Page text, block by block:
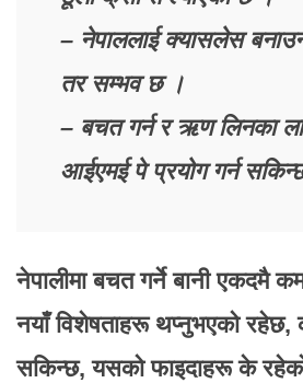
– नेपाललाई क्यासलेस
तर सम्भव छ ।
– बचत गर्न र ऋण लिनका
आईएमई पे प्रयोग गर्न
नेपालीमा बचत गर्ने बानी एकदमै
नयाँ विशेषताहरू थप्नुभएको रहेछ,
सकिन्छ, यसको फाइदाहरू के